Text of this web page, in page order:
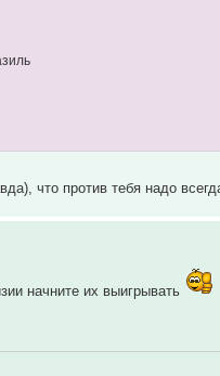
что против тебя надо
начните их выигрывать